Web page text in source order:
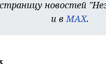
новостей
и в MAX.